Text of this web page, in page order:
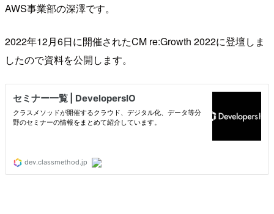
AWS事業部の深澤です。
2022年12月6日に開催されたCM re:Growth 2022に登壇しま
したので資料を公開します。